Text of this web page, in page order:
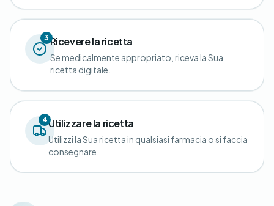
3Ricevere la ricetta
Se medicalmente appropriato, riceva la Sua
ricetta digitale.
4Utilizzare la ricetta
Utilizzi la Sua ricetta in qualsiasi farmacia o si faccia
consegnare.